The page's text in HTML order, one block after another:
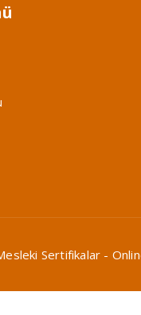
Sertifikalar -